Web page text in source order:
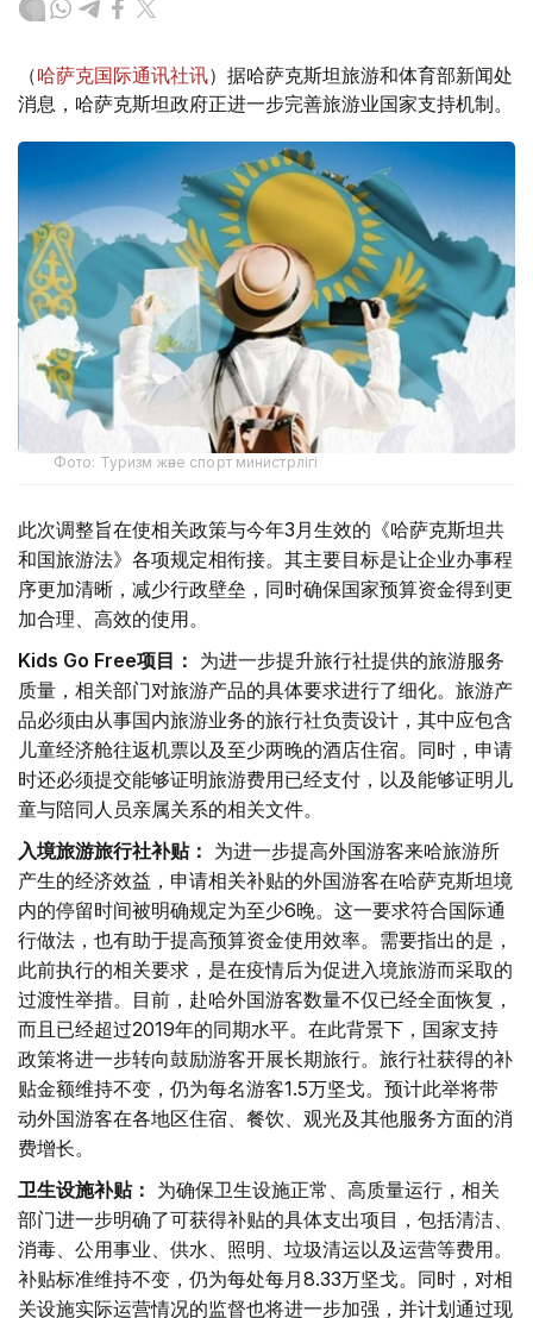
（哈萨克国际通讯社讯）据哈萨克斯坦旅游和体育部新闻处
消息，哈萨克斯坦政府正进一步完善旅游业国家支持机制。
Фото: Туризм және спорт министрлігі
此次调整旨在使相关政策与今年3月生效的《哈萨克斯坦共
和国旅游法》各项规定相衔接。其主要目标是让企业办事程
序更加清晰，减少行政壁垒，同时确保国家预算资金得到更
加合理、高效的使用。
Kids Go Free项目： 为进一步提升旅行社提供的旅游服务
质量，相关部门对旅游产品的具体要求进行了细化。旅游产
品必须由从事国内旅游业务的旅行社负责设计，其中应包含
儿童经济舱往返机票以及至少两晚的酒店住宿。同时，申请
时还必须提交能够证明旅游费用已经支付，以及能够证明儿
童与陪同人员亲属关系的相关文件。
入境旅游旅行社补贴： 为进一步提高外国游客来哈旅游所
产生的经济效益，申请相关补贴的外国游客在哈萨克斯坦境
内的停留时间被明确规定为至少6晚。这一要求符合国际通
行做法，也有助于提高预算资金使用效率。需要指出的是，
此前执行的相关要求，是在疫情后为促进入境旅游而采取的
过渡性举措。目前，赴哈外国游客数量不仅已经全面恢复，
而且已经超过2019年的同期水平。在此背景下，国家支持
政策将进一步转向鼓励游客开展长期旅行。旅行社获得的补
贴金额维持不变，仍为每名游客1.5万坚戈。预计此举将带
动外国游客在各地区住宿、餐饮、观光及其他服务方面的消
费增长。
卫生设施补贴： 为确保卫生设施正常、高质量运行，相关
部门进一步明确了可获得补贴的具体支出项目，包括清洁、
消毒、公用事业、供水、照明、垃圾清运以及运营等费用。
补贴标准维持不变，仍为每处每月8.33万坚戈。同时，对相
关设施实际运营情况的监督也将进一步加强，并计划通过现